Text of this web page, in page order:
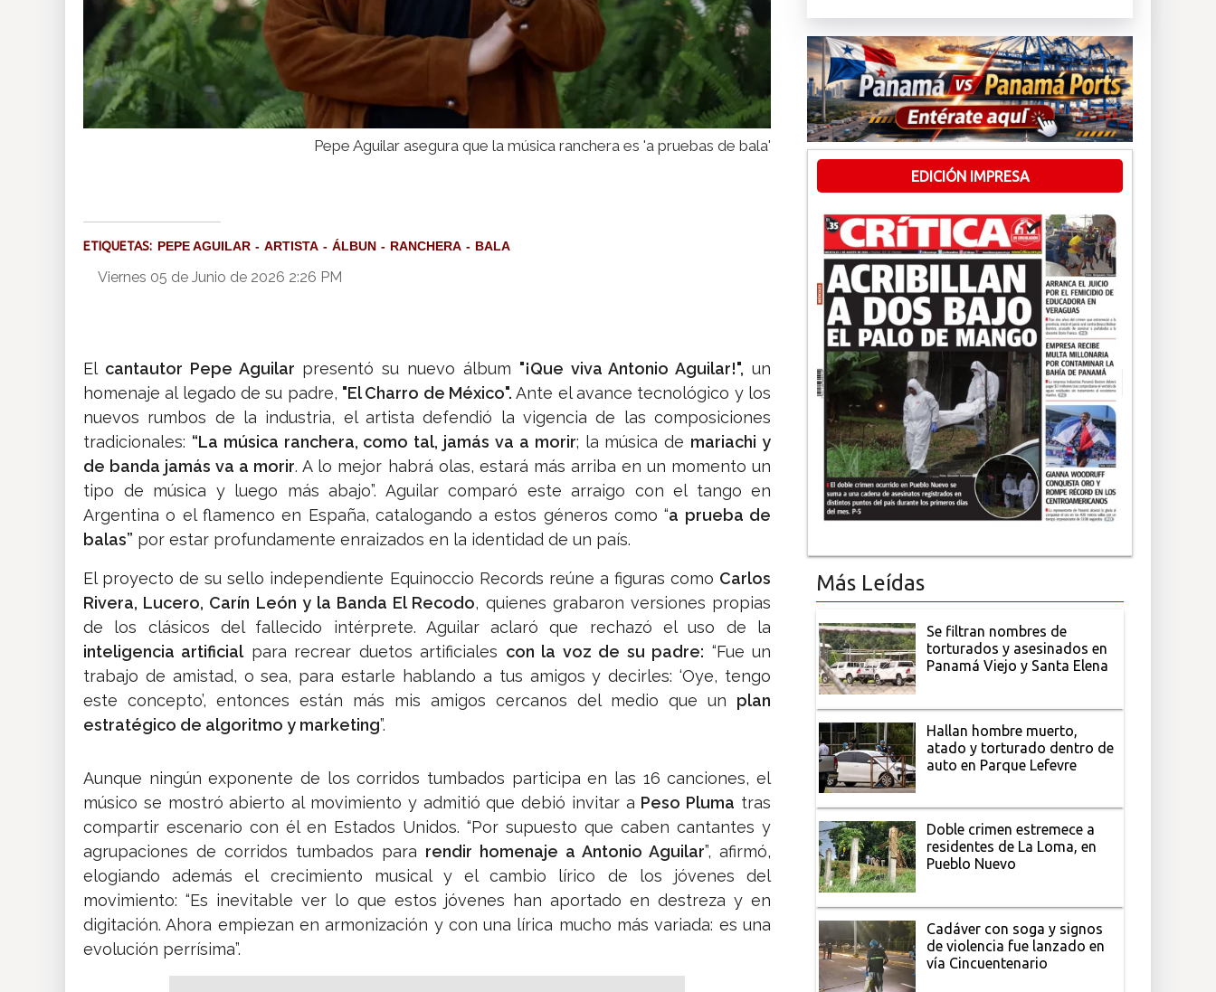
Pepe Aguilar asegura que la música ranchera es 'a pruebas de bala'
ETIQUETAS: PEPE AGUILAR ARTISTA ÁLBUN RANCHERA BALA
Viernes 05 de Junio de 2026 2:26 PM
El cantautor Pepe Aguilar presentó su nuevo álbum "¡Que viva Antonio Aguilar!", un
homenaje al legado de su padre, "El Charro de México". Ante el avance tecnológico y los
nuevos rumbos de la industria, el artista defendió la vigencia de las composiciones
tradicionales: “La música ranchera, como tal, jamás va a morir; la música de mariachi y
de banda jamás va a morir. A lo mejor habrá olas, estará más arriba en un momento un
tipo de música y luego más abajo”. Aguilar comparó este arraigo con el tango en
Argentina o el flamenco en España, catalogando a estos géneros como “a prueba de
balas” por estar profundamente enraizados en la identidad de un país.
El proyecto de su sello independiente Equinoccio Records reúne a figuras como Carlos
Rivera, Lucero, Carín León y la Banda El Recodo, quienes grabaron versiones propias
de los clásicos del fallecido intérprete. Aguilar aclaró que rechazó el uso de la
inteligencia artificialpara recrear duetos artificiales con la voz de su padre: “Fue un
trabajo de amistad, o sea, para estarle hablando a tus amigos y decirles: ‘Oye, tengo
este concepto’, entonces están más mis amigos cercanos del medio que un plan
estratégico de algoritmo y marketing”.
Aunque ningún exponente de los corridos tumbados participa en las 16 canciones, el
músico se mostró abierto al movimiento y admitió que debió invitar a Peso Pluma tras
compartir escenario con él en Estados Unidos. “Por supuesto que caben cantantes y
agrupaciones de corridos tumbados para rendir homenaje a Antonio Aguilar”, afirmó,
elogiando además el crecimiento musical y el cambio lírico de los jóvenes del
movimiento: “Es inevitable ver lo que estos jóvenes han aportado en destreza y en
digitación. Ahora empiezan en armonización y con una lírica mucho más variada: es una
evolución perrísima”.
EDICIÓN IMPRESA
Más Leídas
Se filtran nombres de
torturados y asesinados en
Panamá Viejo y Santa Elena
Hallan hombre muerto,
atado y torturado dentro de
auto en Parque Lefevre
Doble crimen estremece a
residentes de La Loma, en
Pueblo Nuevo
Cadáver con soga y signos
de violencia fue lanzado en
vía Cincuentenario